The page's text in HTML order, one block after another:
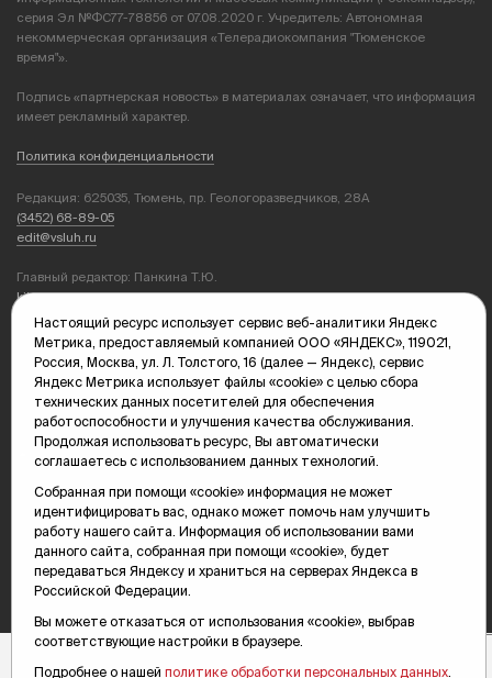
серия Эл №ФС77-78856 от 07.08.2020 г. Учредитель: Автономная
некоммерческая организация «Телерадиокомпания "Тюменское
время"».
Подпись «партнерская новость» в материалах означает, что информация
имеет рекламный характер.
Политика конфиденциальности
Редакция: 625035, Тюмень, пр. Геологоразведчиков, 28А
(3452) 68-89-05
edit@vsluh.ru
Главный редактор: Панкина Т.Ю.
kika@vsluh.ru
По вопросам рекламы:
(3452) 68-89-78
kotovaev@sibinformburo.ru
© 2000-2026 Тюменская интернет-газета «Вслух.ру»
Карта сайта
Настоящий ресурс использует сервис веб-аналитики Яндекс
Метрика, предоставляемый компанией ООО «ЯНДЕКС», 119021,
Россия, Москва, ул. Л. Толстого, 16 (далее — Яндекс), сервис
Яндекс Метрика использует файлы «cookie» с целью сбора
технических данных посетителей для обеспечения
работоспособности и улучшения качества обслуживания.
Продолжая использовать ресурс, Вы автоматически
соглашаетесь с использованием данных технологий.
Собранная при помощи «cookie» информация не может
идентифицировать вас, однако может помочь нам улучшить
работу нашего сайта. Информация об использовании вами
данного сайта, собранная при помощи «cookie», будет
передаваться Яндексу и храниться на серверах Яндекса в
Российской Федерации.
Вы можете отказаться от использования «cookie», выбрав
соответствующие настройки в браузере.
Подробнее о нашей политике обработки персональных данных